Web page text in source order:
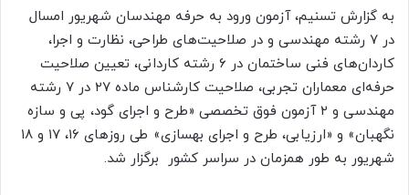
به گزارش تسنیم، آزمون ورود به حرفه مهندسان شهریور امسال
در ۷ رشته مهندسی و در صلاحیت‌های طراحی، نظارت و اجرا،
کاردان‌های فنی ساختمان در ۶ رشته کاردانی، تعیین صلاحیت
حرفه‌ای معماران تجربی، صلاحیت کارشناس ماده ۲۷ در ۷ رشته
مهندسی و ۲ آزمون فوق تخصصی «طرح و اجرای گود، پی و سازه
نگهبان» و «ارزیابی، طرح و اجرای بهسازی» طی روزهای ۱۶، ۱۷ و ۱۸
شهریور به طور همزمان در سراسر کشور برگزار شد.